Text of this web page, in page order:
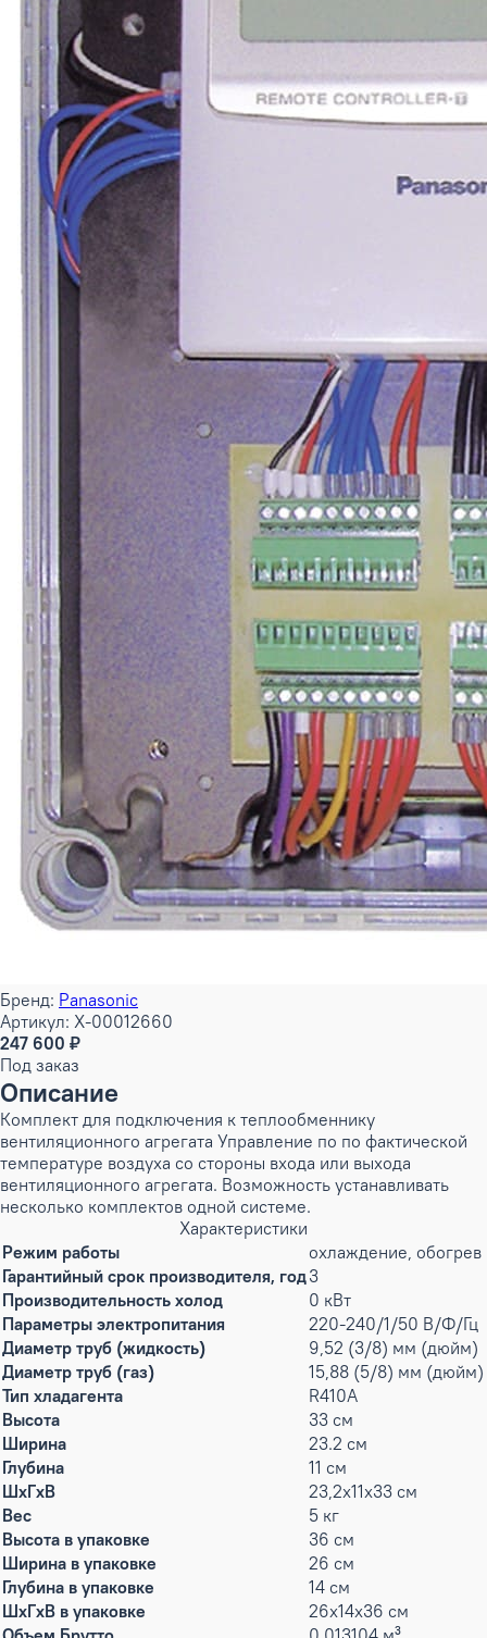
Бренд: Panasonic
Артикул: X-00012660
247 600 ₽
Под заказ
Описание
Комплект для подключения к теплообменнику
вентиляционного агрегата Управление по по фактической
температуре воздуха со стороны входа или выхода
вентиляционного агрегата. Возможность устанавливать
несколько комплектов одной системе.
Характеристики
Режим работы
охлаждение, обогрев
Гарантийный срок производителя, год3
Производительность холод
0 кВт
Параметры электропитания
220-240/1/50 В/Ф/Гц
Диаметр труб (жидкость)
9,52 (3/8) мм (дюйм)
Диаметр труб (газ)
15,88 (5/8) мм (дюйм)
Тип хладагента
R410A
Высота
33 см
Ширина
23.2 см
Глубина
11 см
ШxГxВ
23,2x11x33 см
Вес
5 кг
Высота в упаковке
36 см
Ширина в упаковке
26 см
Глубина в упаковке
14 см
ШxГxВ в упаковке
26x14x36 см